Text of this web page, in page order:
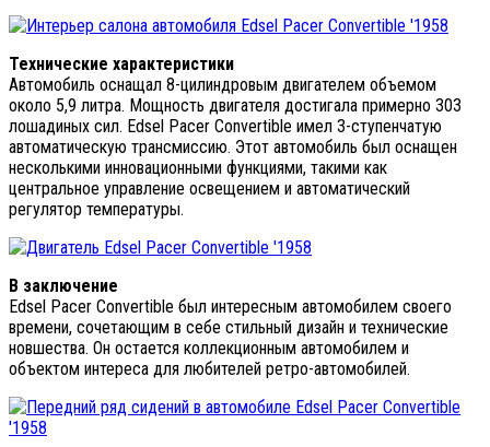
Технические характеристики
Автомобиль оснащал 8-цилиндровым двигателем объемом
около 5,9 литра. Мощность двигателя достигала примерно 303
лошадиных сил. Edsel Pacer Convertible имел 3-ступенчатую
автоматическую трансмиссию. Этот автомобиль был оснащен
несколькими инновационными функциями, такими как
центральное управление освещением и автоматический
регулятор температуры.
В заключение
Edsel Pacer Convertible был интересным автомобилем своего
времени, сочетающим в себе стильный дизайн и технические
новшества. Он остается коллекционным автомобилем и
объектом интереса для любителей ретро-автомобилей.